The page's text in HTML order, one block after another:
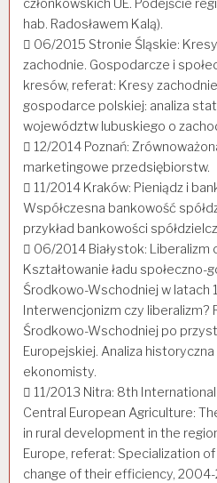
członkowskich UE. Podejście
hab. Radosławem Kalą).
 06/2015 Stronie Śląskie:
zachodnie. Gospodarcze i
kresów, referat: Kresy
gospodarce polskiej: analiza
województw lubuskiego o
 12/2014 Poznań:
marketingowe przedsiębiorstw.
 11/2014 Kraków: Pieniądz i
Współczesna bankowość
przykład bankowości
 06/2014 Białystok: Liberalizm
Kształtowanie ładu społeczno-
Środkowo-Wschodniej w latach
Interwencjonizm czy liberalizm?
Środkowo-Wschodniej po
Europejskiej. Analiza
ekonomisty.
 11/2013 Nitra: 8th
Central European Agriculture:
in rural development in the
Europe, referat: Specialization
change of their efficiency,